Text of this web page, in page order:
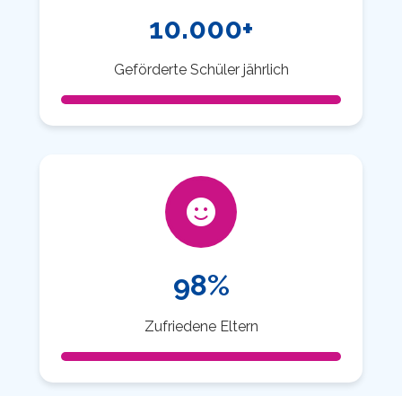
10.000+
Geförderte Schüler jährlich
98%
Zufriedene Eltern